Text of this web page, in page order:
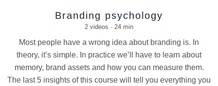
Branding psychology
2 videos · 24 min
Most people have a wrong idea about branding is. In
theory, it’s simple. In practice we’ll have to learn about
memory, brand assets and how you can measure them.
The last 5 insights of this course will tell you everything you